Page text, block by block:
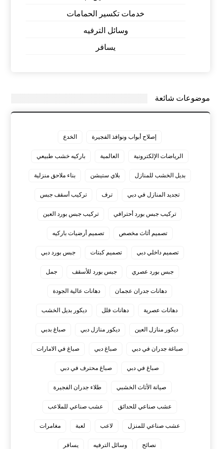
خدمات تكسير الحمامات
وسائل الترفيه
يسافر
موضوعات شائعة
إصلاح أبواب ونوافذ الفجيرة الخدع
الرياضات الإلكترونية العالمية باركيه خشب طبيعي
بديل الخشب للمنازل بلاي ستيشن بناء ملاحق منزلية
تجديد المنازل في دبي ترف تركيب أسقف جبس
تركيب جبس بورد أحترافي تركيب جبس بورد العين
تصميم أثاث مخصص تصميم أرضيات باركيه
تصميم داخلي دبي تصميم كبتات جبس بورد دبي
جبس بورد عصري جبس بورد للأسقف جمل
دهانات جدران عجمان دهانات عالية الجودة
دهانات عصرية دهانات فلل ديكور بديل الخشب
ديكور منازل العين ديكور منازل دبي صباغ بدبي
صباغة جدران في دبي صباغ دبي صباغ في الامارات
صباغ في دبي صباغ محترف في دبي
صيانة الأثاث الخشبي طلاء جدران الفجيرة
عشب صناعي للحدائق عشب صناعي للملاعب
عشب صناعي للمنزل لاعب لعبة مغامرات
نصائح وسائل الترفيه يسافر